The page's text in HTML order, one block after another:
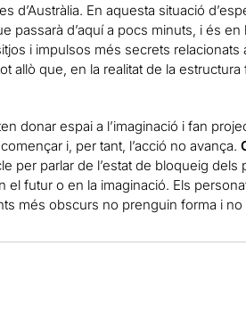
d’Austràlia. En aquesta situació
passarà d’aquí a pocs minuts, i és en
i impulsos més secrets relacionats
allò que, en la realitat de la estructura
donar espai a l’imaginació i fan
i, per tant, l’acció no avança.
per parlar de l’estat de bloqueig dels
futur o en la imaginació. Els
més obscurs no prenguin forma i no